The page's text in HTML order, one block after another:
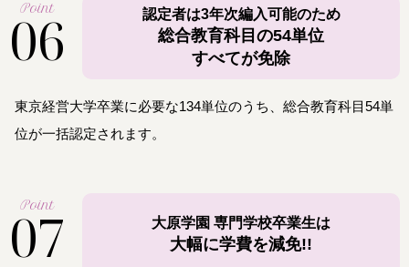
Point
06 認定者は3年次編入可能のため
総合教育科目の54単位
すべてが免除
東京経営大学卒業に必要な134単位のうち、総合教育科目54単
位が一括認定されます。
Point
07 大原学園 専門学校卒業生は
大幅に学費を減免!!